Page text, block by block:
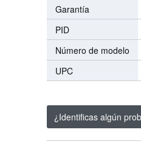
Garantía
PID
Número de modelo
UPC
¿Identificas algún